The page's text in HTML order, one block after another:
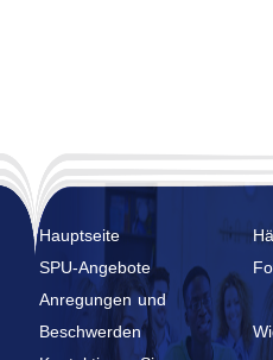
Hauptseite
SPU-Angebote
Anregungen und
Beschwerden